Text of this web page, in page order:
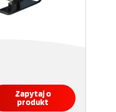
Zapytaj o
produkt